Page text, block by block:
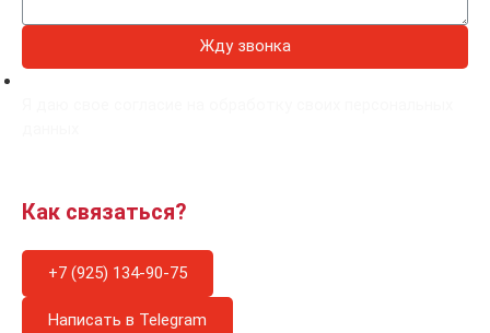
Жду звонка
Как связаться?
+7 (925) 134-90-75
Написать в Telegram